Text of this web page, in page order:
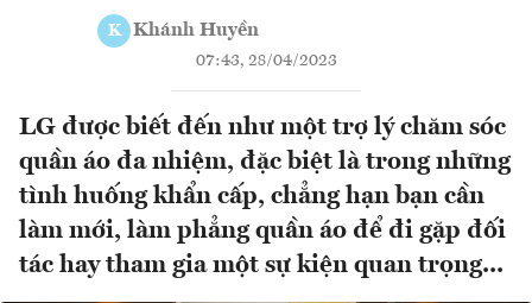
K Khánh Huyền
07:43, 28/04/2023
LG được biết đến như một trợ lý chăm sóc
quần áo đa nhiệm, đặc biệt là trong những
tình huống khẩn cấp, chẳng hạn bạn cần
làm mới, làm phẳng quần áo để đi gặp đối
tác hay tham gia một sự kiện quan trọng...